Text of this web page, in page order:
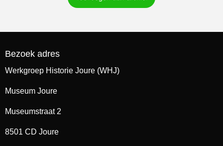
Bezoek adres
Werkgroep Historie Joure (WHJ)
Museum Joure
Museumstraat 2
8501 CD Joure